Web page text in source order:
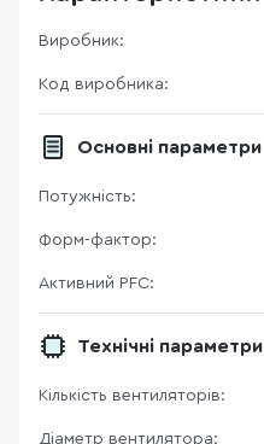
Виробник:
Код виробника:
Основні параметри
Потужність:
Форм-фактор:
Активний PFC:
Технічні параметри
Кількість вентиляторів:
Діаметр вентилятора: